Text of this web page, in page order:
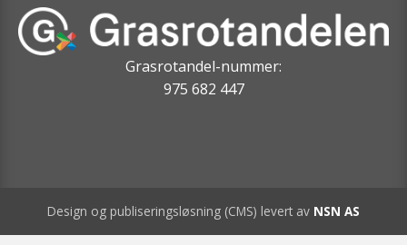
Grasrotandel-nummer:
975 682 447
Design og publiseringsløsning (CMS) levert av NSN AS